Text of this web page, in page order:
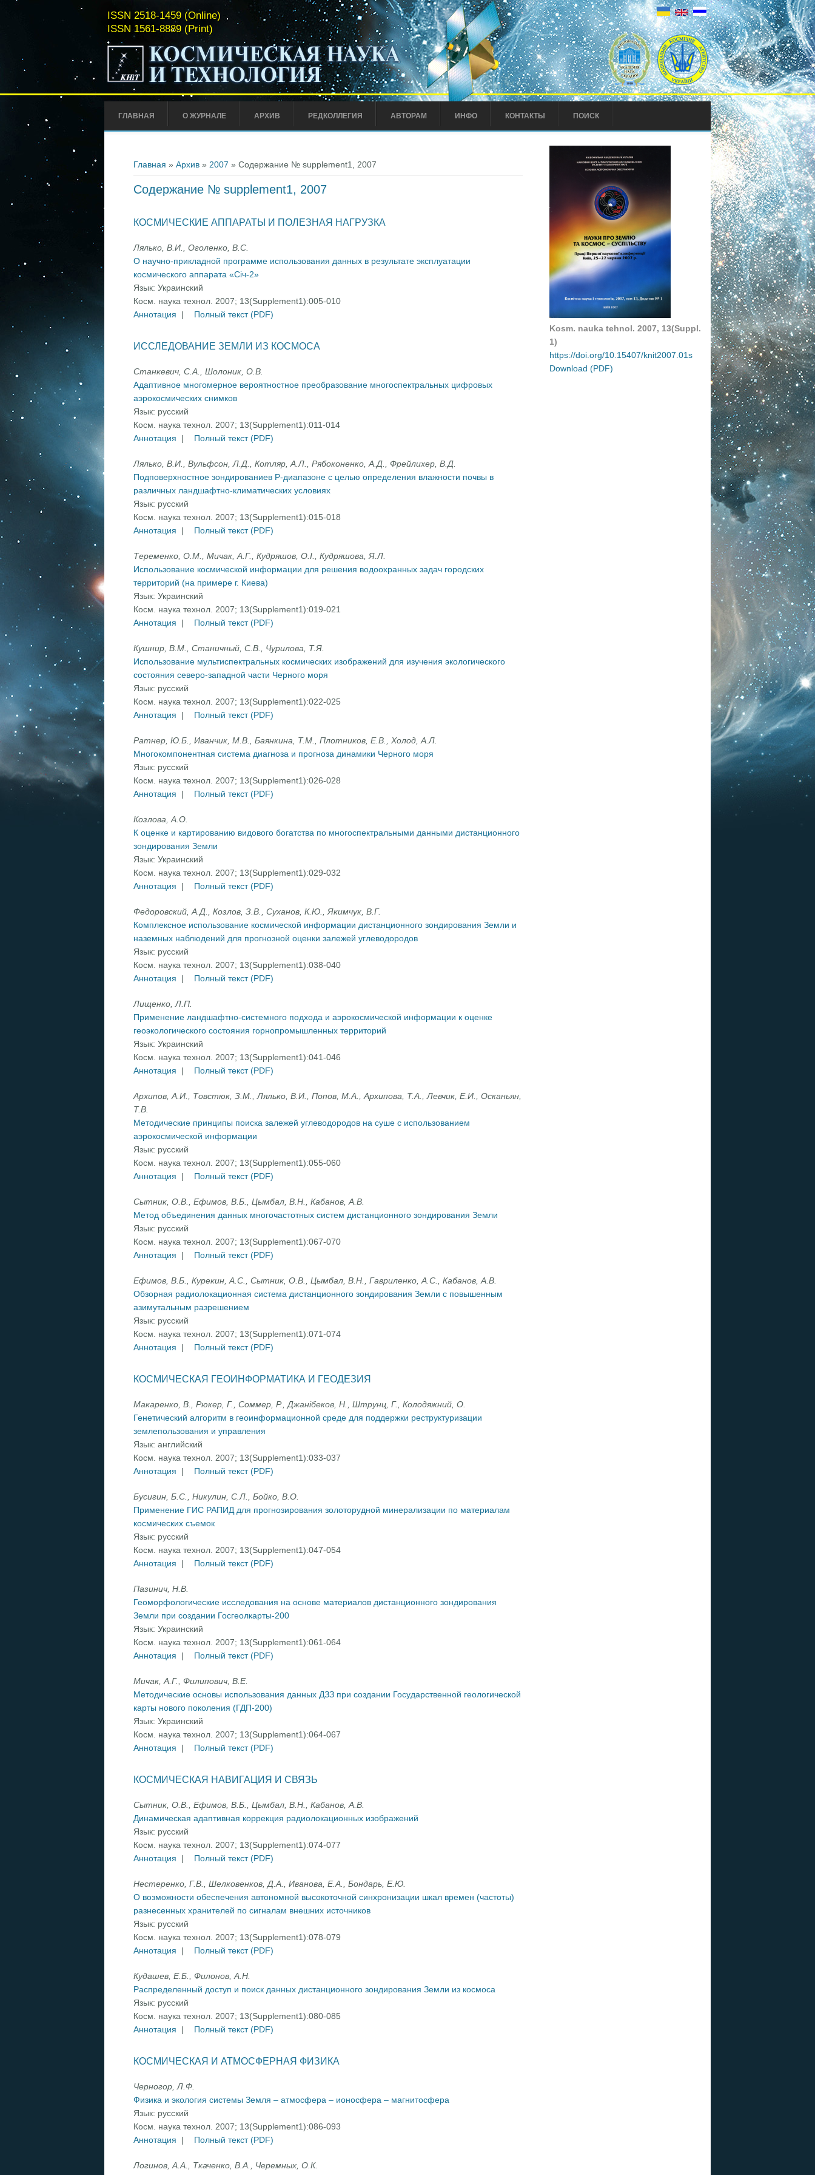
ISSN 2518-1459 (Online)
ISSN 1561-8889 (Print)
ГЛАВНАЯ О ЖУРНАЛЕ АРХИВ РЕДКОЛЛЕГИЯ АВТОРАМ ИНФО КОНТАКТЫ ПОИСК
Главная » Архив» 2007 » Содержание № supplement1, 2007
Содержание № supplement1, 2007
КОСМИЧЕСКИЕ АППАРАТЫ И ПОЛЕЗНАЯ НАГРУЗКА
Лялько, В.И., Оголенко, В.С.
О научно-прикладной программе использования данных в результате эксплуатации
космического аппарата «Січ-2»
Язык: Украинский
Косм. наука технол. 2007; 13(Supplement1):005-010
Аннотация
| Полный текст (PDF)
ИССЛЕДОВАНИЕ ЗЕМЛИ ИЗ КОСМОСА
Станкевич, С.А., Шолоник, О.В.
Адаптивное многомерное вероятностное преобразование многоспектральных цифровых
аэрокосмических снимков
Язык: русский
Косм. наука технол. 2007; 13(Supplement1):011-014
Аннотация
| Полный текст (PDF)
Лялько, В.И., Вульфсон, Л.Д., Котляр, А.Л., Рябоконенко, А.Д., Фрейлихер, В.Д.
Подповерхностное зондированиев Р-диапазоне с целью определения влажности почвы в
различных ландшафтно-климатических условиях
Язык: русский
Косм. наука технол. 2007; 13(Supplement1):015-018
Аннотация
| Полный текст (PDF)
Теременко, О.М., Мичак, А.Г., Кудряшов, О.I., Кудряшова, Я.Л.
Использование космической информации для решения водоохранных задач городских
территорий (на примере г. Киева)
Язык: Украинский
Косм. наука технол. 2007; 13(Supplement1):019-021
Аннотация
| Полный текст (PDF)
Кушнир, В.М., Станичный, С.В., Чурилова, Т.Я.
Использование мультиспектральных космических изображений для изучения экологического
состояния северо-западной части Черного моря
Язык: русский
Косм. наука технол. 2007; 13(Supplement1):022-025
Аннотация
| Полный текст (PDF)
Ратнер, Ю.Б., Иванчик, М.В., Баянкина, Т.М., Плотников, Е.В., Холод, А.Л.
Многокомпонентная система диагноза и прогноза динамики Черного моря
Язык: русский
Косм. наука технол. 2007; 13(Supplement1):026-028
Аннотация
| Полный текст (PDF)
Козлова, А.О.
К оценке и картированию видового богатства по многоспектральными данными дистанционного
зондирования Земли
Язык: Украинский
Косм. наука технол. 2007; 13(Supplement1):029-032
Аннотация
| Полный текст (PDF)
Федоровский, А.Д., Козлов, З.В., Суханов, К.Ю., Якимчук, В.Г.
Комплексное использование космической информации дистанционного зондирования Земли и
наземных наблюдений для прогнозной оценки залежей углеводородов
Язык: русский
Косм. наука технол. 2007; 13(Supplement1):038-040
Аннотация
| Полный текст (PDF)
Лищенко, Л.П.
Применение ландшафтно-системного подхода и аэрокосмической информации к оценке
геоэкологического состояния горнопромышленных территорий
Язык: Украинский
Косм. наука технол. 2007; 13(Supplement1):041-046
Аннотация
| Полный текст (PDF)
Архипов, А.И., Товстюк, З.М., Лялько, В.И., Попов, М.А., Архипова, Т.А., Левчик, Е.И., Осканьян,
Т.В.
Методические принципы поиска залежей углеводородов на суше с использованием
аэрокосмической информации
Язык: русский
Косм. наука технол. 2007; 13(Supplement1):055-060
Аннотация
| Полный текст (PDF)
Сытник, О.В., Ефимов, В.Б., Цымбал, В.Н., Кабанов, А.В.
Метод объединения данных многочастотных систем дистанционного зондирования Земли
Язык: русский
Косм. наука технол. 2007; 13(Supplement1):067-070
Аннотация
| Полный текст (PDF)
Ефимов, В.Б., Курекин, А.С., Сытник, О.В., Цымбал, В.Н., Гавриленко, А.С., Кабанов, А.В.
Обзорная радиолокационная система дистанционного зондирования Земли с повышенным
азимутальным разрешением
Язык: русский
Косм. наука технол. 2007; 13(Supplement1):071-074
Аннотация
| Полный текст (PDF)
КОСМИЧЕСКАЯ ГЕОИНФОРМАТИКА И ГЕОДЕЗИЯ
Макаренко, В., Рюкер, Г., Соммер, Р., Джанібеков, Н., Штрунц, Г., Колодяжний, О.
Генетический алгоритм в геоинформационной среде для поддержки реструктуризации
землепользования и управления
Язык: английский
Косм. наука технол. 2007; 13(Supplement1):033-037
Аннотация
| Полный текст (PDF)
Бусигин, Б.С., Никулин, С.Л., Бойко, В.О.
Применение ГИС РАПИД для прогнозирования золоторудной минерализации по материалам
космических съемок
Язык: русский
Косм. наука технол. 2007; 13(Supplement1):047-054
Аннотация
| Полный текст (PDF)
Пазинич, Н.В.
Геоморфологические исследования на основе материалов дистанционного зондирования
Земли при создании Госгеолкарты-200
Язык: Украинский
Косм. наука технол. 2007; 13(Supplement1):061-064
Аннотация
| Полный текст (PDF)
Мичак, А.Г., Филипович, В.Е.
Методические основы использования данных ДЗЗ при создании Государственной геологической
карты нового поколения (ГДП-200)
Язык: Украинский
Косм. наука технол. 2007; 13(Supplement1):064-067
Аннотация
| Полный текст (PDF)
КОСМИЧЕСКАЯ НАВИГАЦИЯ И СВЯЗЬ
Сытник, О.В., Ефимов, В.Б., Цымбал, В.Н., Кабанов, А.В.
Динамическая адаптивная коррекция радиолокационных изображений
Язык: русский
Косм. наука технол. 2007; 13(Supplement1):074-077
Аннотация
| Полный текст (PDF)
Нестеренко, Г.В., Шелковенков, Д.А., Иванова, Е.А., Бондарь, Е.Ю.
О возможности обеспечения автономной высокоточной синхронизации шкал времен (частоты)
разнесенных хранителей по сигналам внешних источников
Язык: русский
Косм. наука технол. 2007; 13(Supplement1):078-079
Аннотация
| Полный текст (PDF)
Кудашев, Е.Б., Филонов, А.Н.
Распределенный доступ и поиск данных дистанционного зондирования Земли из космоса
Язык: русский
Косм. наука технол. 2007; 13(Supplement1):080-085
Аннотация
| Полный текст (PDF)
КОСМИЧЕСКАЯ И АТМОСФЕРНАЯ ФИЗИКА
Черногор, Л.Ф.
Физика и экология системы Земля – атмосфера – ионосфера – магнитосфера
Язык: русский
Косм. наука технол. 2007; 13(Supplement1):086-093
Аннотация
| Полный текст (PDF)
Логинов, А.А., Ткаченко, В.А., Черемных, О.К.
Kosm. nauka tehnol. 2007, 13(Suppl.
1)
https://doi.org/10.15407/knit2007.01s
Download (PDF)